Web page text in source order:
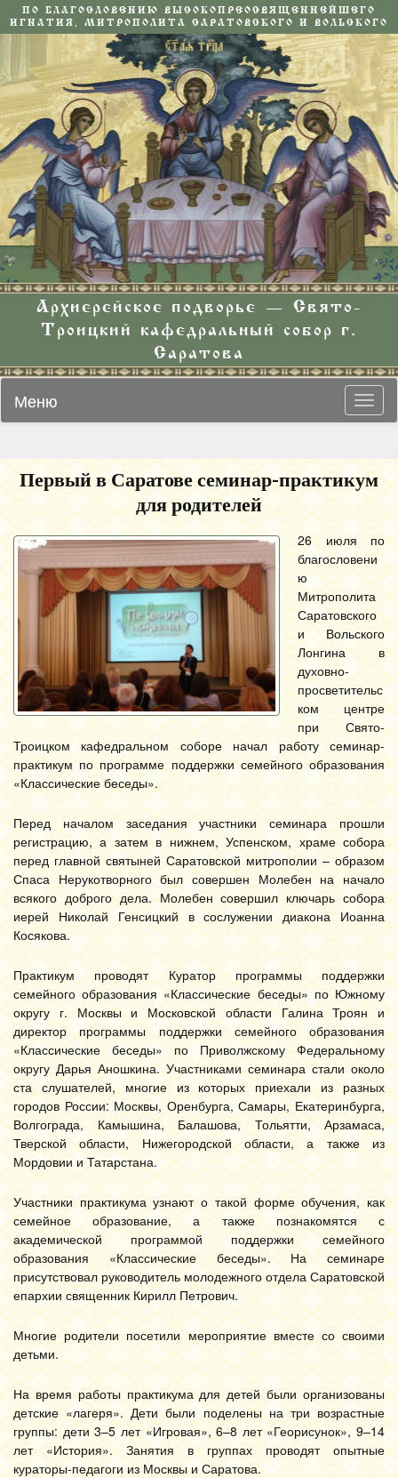
ПО БЛАГОСЛОВЕНИЮ ВЫСОКОПРЕОСВЯЩЕННЕЙШЕГО
ИГНАТИЯ, МИТРОПОЛИТА САРАТОВСКОГО И ВОЛЬСКОГО
Архиерейское подворье — Свято-
Троицкий кафедральный собор г.
Саратова
Меню
Первый в Саратове семинар-практикум
для родителей
26 июля по
благословени
ю
Митрополита
Саратовского
и Вольского
Лонгина в
духовно-
просветительс
ком центре
при Свято-
Троицком кафедральном соборе начал работу семинар-
практикум по программе поддержки семейного образования
«Классические беседы».
Перед началом заседания участники семинара прошли
регистрацию, а затем в нижнем, Успенском, храме собора
перед главной святыней Саратовской митрополии – образом
Спаса Нерукотворного был совершен Молебен на начало
всякого доброго дела. Молебен совершил ключарь собора
иерей Николай Генсицкий в сослужении диакона Иоанна
Косякова.
Практикум проводят Куратор программы поддержки
семейного образования «Классические беседы» по Южному
округу г. Москвы и Московской области Галина Троян и
директор программы поддержки семейного образования
«Классические беседы» по Приволжскому Федеральному
округу Дарья Аношкина. Участниками семинара стали около
ста слушателей, многие из которых приехали из разных
городов России: Москвы, Оренбурга, Самары, Екатеринбурга,
Волгограда, Камышина, Балашова, Тольятти, Арзамаса,
Тверской области, Нижегородской области, а также из
Мордовии и Татарстана.
Участники практикума узнают о такой форме обучения, как
семейное образование, а также познакомятся с
академической программой поддержки семейного
образования «Классические беседы». На семинаре
присутствовал руководитель молодежного отдела Саратовской
епархии священник Кирилл Петрович.
Многие родители посетили мероприятие вместе со своими
детьми.
На время работы практикума для детей были организованы
детские «лагеря». Дети были поделены на три возрастные
группы: дети 3–5 лет «Игровая», 6–8 лет «Георисунок», 9–14
лет «История». Занятия в группах проводят опытные
кураторы-педагоги из Москвы и Саратова.